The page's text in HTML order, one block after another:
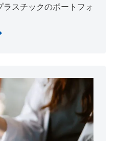
スチックのポートフォ